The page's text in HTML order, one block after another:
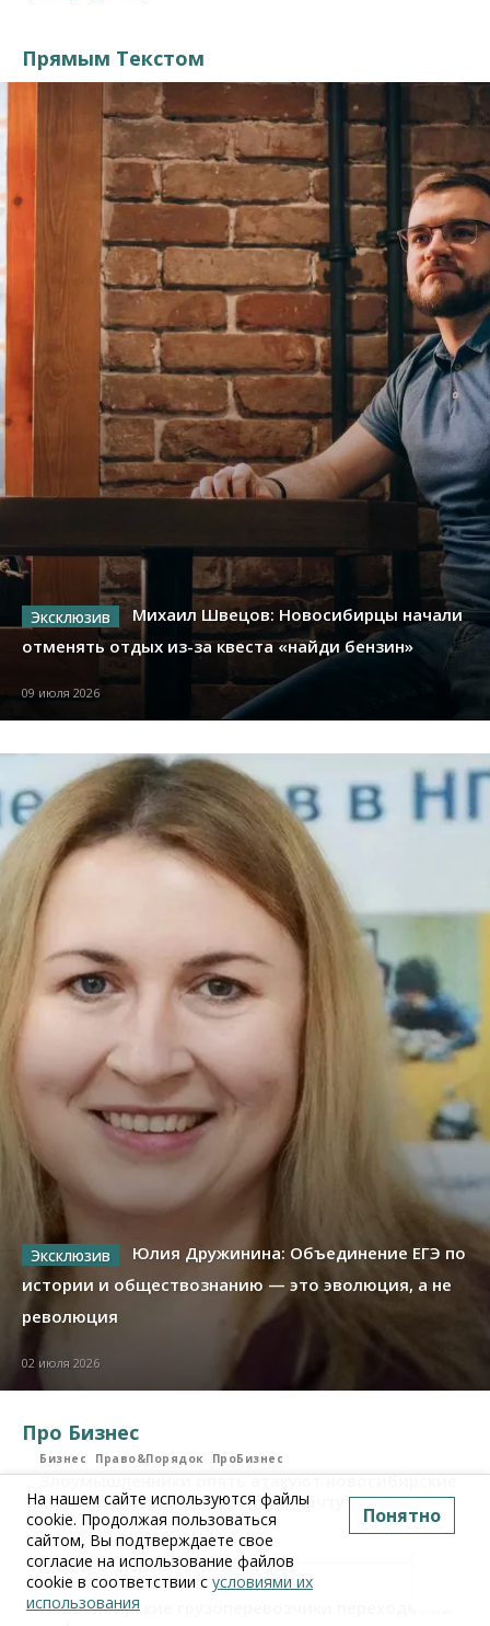
Прямым Текстом
Михаил Швецов: Новосибирцы начали
отменять отдых из-за квеста «найди бензин»
09 июля 2026
Юлия Дружинина: Объединение ЕГЭ по
истории и обществознанию — это эволюция, а не
революция
02 июля 2026
Про Бизнес
Бизнес Право&Порядок ПроБизнес
Злоумышленники опять атакуют новосибирские
компании через электронную почту
06 августа 2026, 11:00
Бизнес ПроБизнес
Новосибирские грузоперевозчики переходят на
На нашем сайте используются файлы
cookie. Продолжая пользоваться
сайтом, Вы подтверждаете свое
согласие на использование файлов
cookie в соответствии с условиями их
использования
Понятно